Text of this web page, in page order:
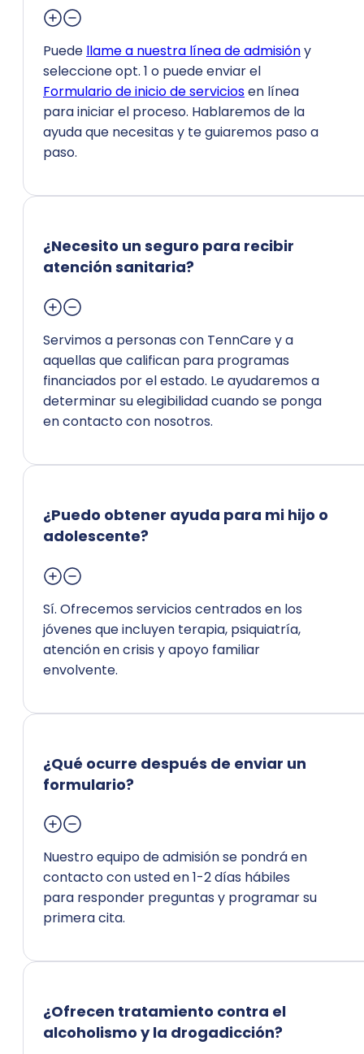
Puede llame a nuestra línea de admisióny
seleccione opt. 1 o puede enviar el
Formulario de inicio de serviciosen línea
para iniciar el proceso. Hablaremos de la
ayuda que necesitas y te guiaremos paso a
paso.
¿Necesito un seguro para recibir
atención sanitaria?
Servimos a personas con TennCare y a
aquellas que califican para programas
financiados por el estado. Le ayudaremos a
determinar su elegibilidad cuando se ponga
en contacto con nosotros.
¿Puedo obtener ayuda para mi hijo o
adolescente?
Sí. Ofrecemos servicios centrados en los
jóvenes que incluyen terapia, psiquiatría,
atención en crisis y apoyo familiar
envolvente.
¿Qué ocurre después de enviar un
formulario?
Nuestro equipo de admisión se pondrá en
contacto con usted en 1-2 días hábiles
para responder preguntas y programar su
primera cita.
¿Ofrecen tratamiento contra el
alcoholismo y la drogadicción?